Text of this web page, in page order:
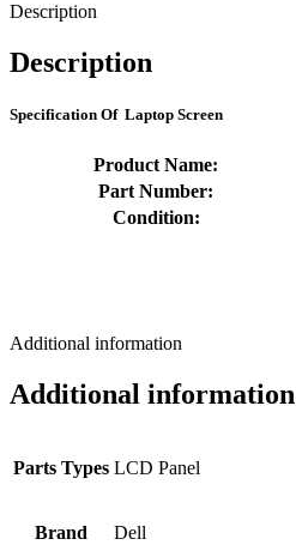
Description
Description
Specification Of Laptop Screen
Product Name:
Part Number:
Condition:
Additional information
Additional information
Parts Types LCD Panel
Brand Dell